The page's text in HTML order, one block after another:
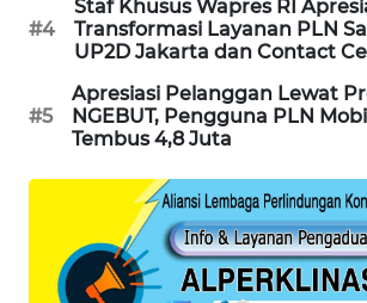
#4
Staf Khusus Wapres RI
Transformasi Layanan PLN
UP2D Jakarta dan Contact
#5
Apresiasi Pelanggan Lewat
NGEBUT, Pengguna PLN
Tembus 4,8 Juta
NEWS
BERKAT
NEWS
BERAMPU
ANUGERAH
NEWS